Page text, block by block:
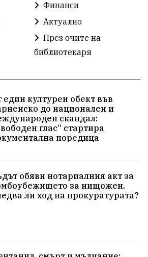
Финанси
Актуално
През очите на
библиотекаря
един културен обект във
до национален и
скандал:
глас“ стартира
поредица
обяви нотариалния акт за
за нищожен.
ли ход на прокуратурата?